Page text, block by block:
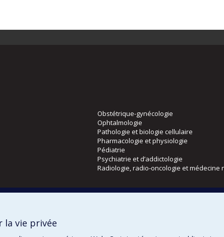
Obstétrique-gynécologie
Ophtalmologie
Pathologie et biologie cellulaire
Pharmacologie et physiologie
Pédiatrie
Psychiatrie et d’addictologie
Radiologie, radio-oncologie et médecine
la vie privée